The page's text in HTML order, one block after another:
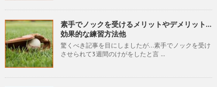
素手でノックを受けるメリットやデメリット…
効果的な練習方法他
驚くべき記事を目にしましたが…素手でノックを受け
させられて3週間のけがをしたと言 ...